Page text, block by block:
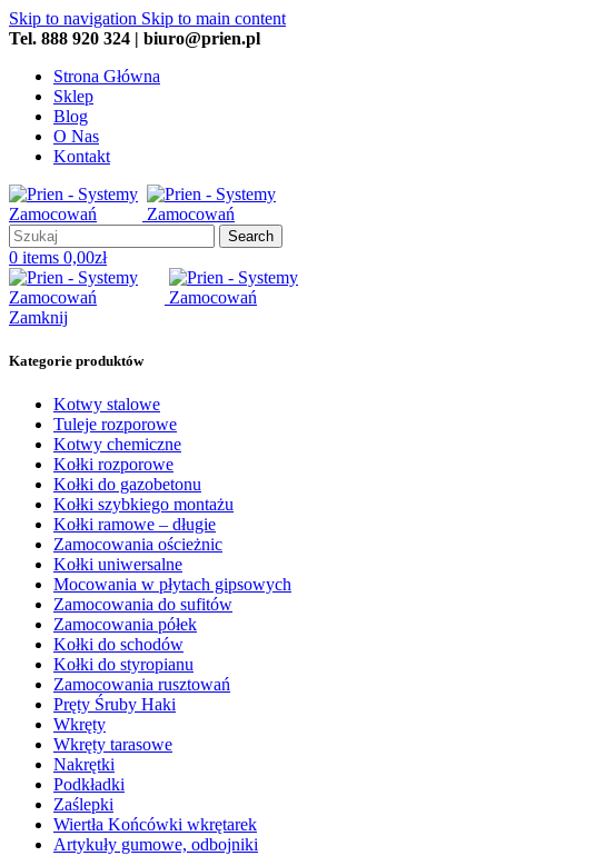
Skip to navigation Skip to main content
Tel. 888 920 324 | biuro@prien.pl
Strona Główna
Sklep
Blog
O Nas
Kontakt
Search
0 items 0,00zł
Zamknij
Kategorie produktów
Kotwy stalowe
Tuleje rozporowe
Kotwy chemiczne
Kołki rozporowe
Kołki do gazobetonu
Kołki szybkiego montażu
Kołki ramowe – długie
Zamocowania ościeżnic
Kołki uniwersalne
Mocowania w płytach gipsowych
Zamocowania do sufitów
Zamocowania półek
Kołki do schodów
Kołki do styropianu
Zamocowania rusztowań
Pręty Śruby Haki
Wkręty
Wkręty tarasowe
Nakrętki
Podkładki
Zaślepki
Wiertła Końcówki wkrętarek
Artykuły gumowe, odbojniki